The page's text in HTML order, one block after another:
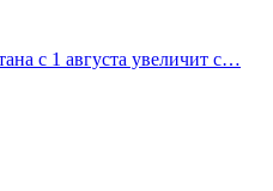
с 1 августа увеличит с…